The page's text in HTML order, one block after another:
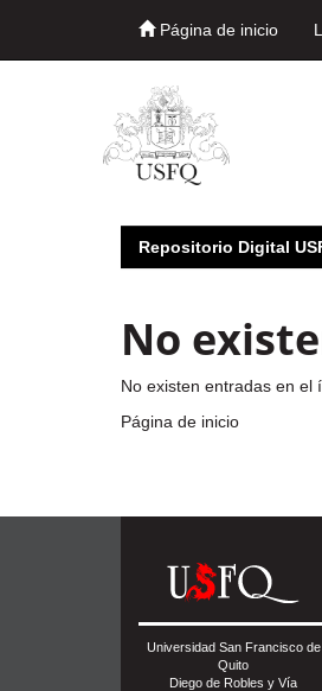
Página de inicio
Repositorio Digital
No
No existen entradas en el
Página de inicio
Universidad San Francisco de
Quito
Diego de Robles y Vía